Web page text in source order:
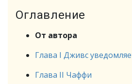
Оглавление
От автора
Глава I Дживс
Глава II Чаффи